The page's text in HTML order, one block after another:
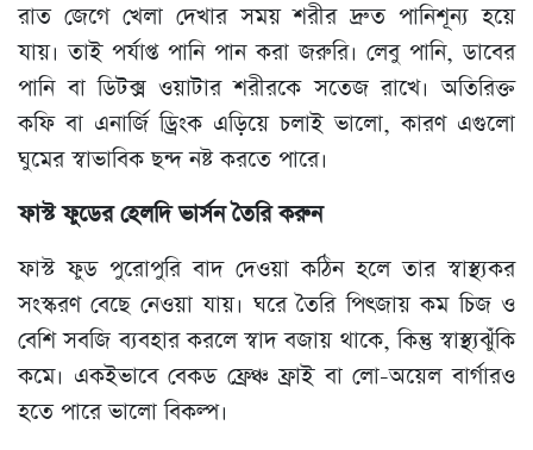
রাত জেগে খেলা দেখার সময় শরীর দ্রুত পানিশূন্য হয়ে
যায়। তাই পর্যাপ্ত পানি পান করা জরুরি। লেবু পানি, ডাবের
পানি বা ডিটক্স ওয়াটার শরীরকে সতেজ রাখে। অতিরিক্ত
কফি বা এনার্জি ড্রিংক এড়িয়ে চলাই ভালো, কারণ এগুলো
ঘুমের স্বাভাবিক ছন্দ নষ্ট করতে পারে।
ফাস্ট ফুডের হেলদি ভার্সন তৈরি করুন
ফাস্ট ফুড পুরোপুরি বাদ দেওয়া কঠিন হলে তার স্বাস্থ্যকর
সংস্করণ বেছে নেওয়া যায়। ঘরে তৈরি পিৎজায় কম চিজ ও
বেশি সবজি ব্যবহার করলে স্বাদ বজায় থাকে, কিন্তু স্বাস্থ্যঝুঁকি
কমে। একইভাবে বেকড ফ্রেঞ্চ ফ্রাই বা লো-অয়েল বার্গারও
হতে পারে ভালো বিকল্প।